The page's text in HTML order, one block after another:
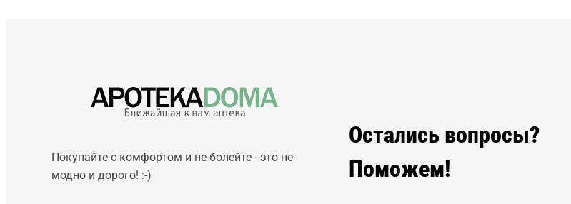
Покупайте с комфортом и не болейте - это не
модно и дорого! :-)
Остались вопросы?
Поможем!